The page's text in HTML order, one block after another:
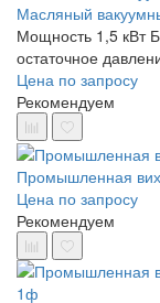
Масляный
Мощность 1,5 кВт
остаточное
Цена по запросу
Рекомендуем
Промышленная
Цена по запросу
Рекомендуем